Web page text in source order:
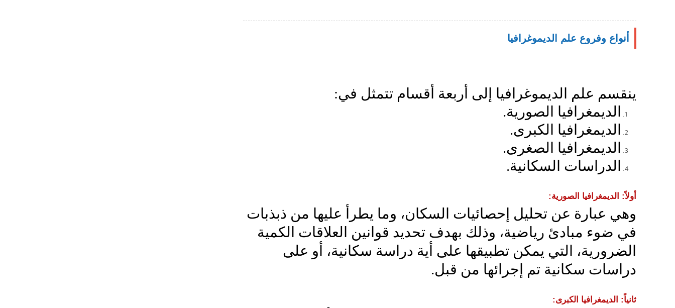
أنواع وفروع علم الديموغرافيا
ينقسم علم الديموغرافيا إلى أربعة أقسام تتمثل في:
الديمغرافيا الصورية.
الديمغرافيا الكبرى.
الديمغرافيا الصغرى.
الدراسات السكانية.
أولاً: الديمغرافيا الصورية:
وهي عبارة عن تحليل إحصائيات السكان، وما يطرأ عليها من ذبذبات
في ضوء مبادئ رياضية، وذلك بهدف تحديد قوانين العلاقات الكمية
الضرورية، التي يمكن تطبيقها على أية دراسة سكانية، أو على
دراسات سكانية تم إجرائها من قبل.
ثانياً: الديمغرافيا الكبرى: